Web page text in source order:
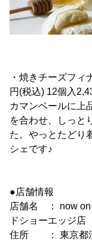
・焼きチーズフィ
円(税込) 12個入
カマンベールに上
を合わせ、しっと
た。やっとたどり
シェです♪
●店舗情報
店舗名 ： now on
ドショーエッジ店
住所 ： 東京都